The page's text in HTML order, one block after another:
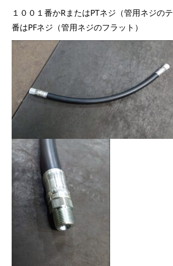
１００１番かRまたはPTネジ（管用ネジの
番はPFネジ（管用ネジのフラット）